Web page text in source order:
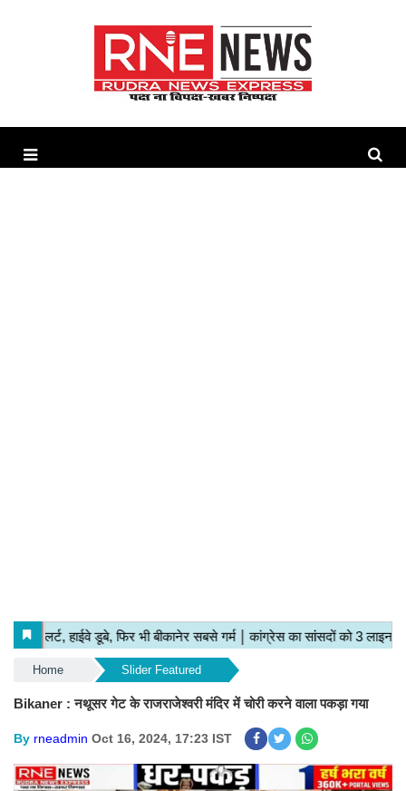
Home Slider Featured
Bikaner : नथूसर गेट के राजराजेश्वरी मंदिर में चोरी करने वाला पकड़ा गया
By rneadmin Oct 16, 2024, 17:23 IST